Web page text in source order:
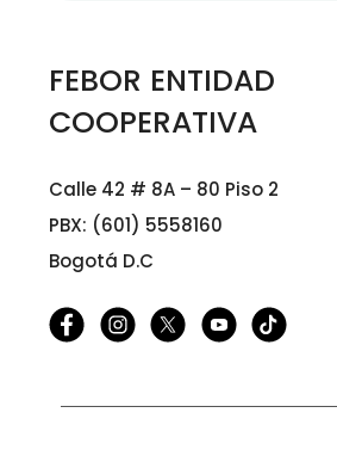
FEBOR ENTIDAD
COOPERATIVA
Calle 42 # 8A – 80 Piso 2
PBX: (601) 5558160
Bogotá D.C